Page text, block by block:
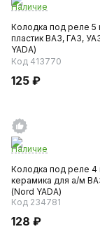
Наличие
Колодка под реле 5
пластик ВАЗ, ГАЗ,
YADA)
Код 413770
125 ₽
Наличие
Колодка под реле 4
керамика для а/м
(Nord YADA)
Код 234781
128 ₽